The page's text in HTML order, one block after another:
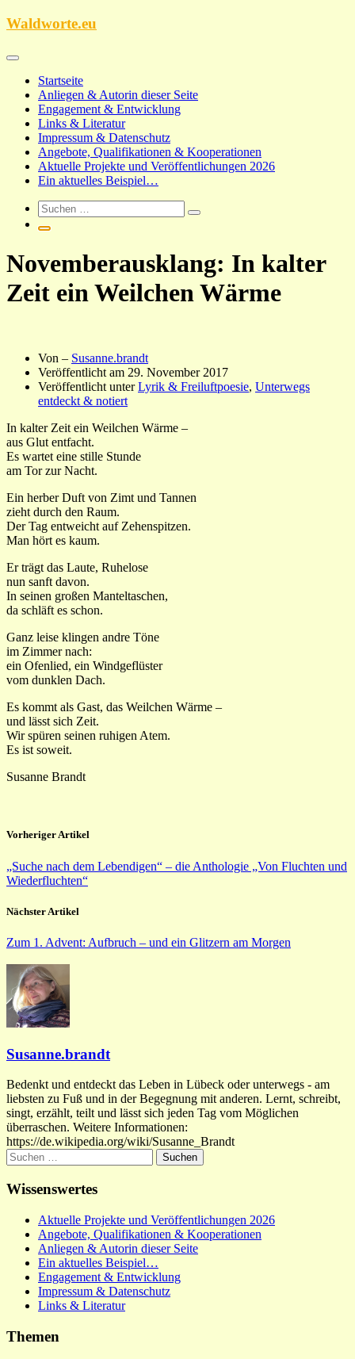
Zum
Waldworte.eu
Startseite
Anliegen & Autorin dieser Seite
Engagement & Entwicklung
Links & Literatur
Impressum & Datenschutz
Angebote, Qualifikationen & Kooperationen
Aktuelle Projekte und Veröffentlichungen 2026
Ein aktuelles Beispiel…
Novemberausklang: In kalter
Zeit ein Weilchen Wärme
Von – Susanne.brandt
Veröffentlicht am 29. November 2017
Veröffentlicht unterLyrik & Freiluftpoesie, Unterwegs
entdeckt & notiert
In kalter Zeit ein Weilchen Wärme –
aus Glut entfacht.
Es wartet eine stille Stunde
am Tor zur Nacht.
Ein herber Duft von Zimt und Tannen
zieht durch den Raum.
Der Tag entweicht auf Zehenspitzen.
Man hört es kaum.
Er trägt das Laute, Ruhelose
nun sanft davon.
In seinen großen Manteltaschen,
da schläft es schon.
Ganz leise klingen andre Töne
im Zimmer nach:
ein Ofenlied, ein Windgeflüster
vom dunklen Dach.
Es kommt als Gast, das Weilchen Wärme –
und lässt sich Zeit.
Wir spüren seinen ruhigen Atem.
Es ist soweit.
Susanne Brandt
Vorheriger Artikel
„Suche nach dem Lebendigen“ – die Anthologie „Von Fluchten und
Wiederfluchten“
Nächster Artikel
Zum 1. Advent: Aufbruch – und ein Glitzern am Morgen
Susanne.brandt
Bedenkt und entdeckt das Leben in Lübeck oder unterwegs - am
liebsten zu Fuß und in der Begegnung mit anderen. Lernt, schreibt,
singt, erzählt, teilt und lässt sich jeden Tag vom Möglichen
überraschen. Weitere Informationen:
https://de.wikipedia.org/wiki/Susanne_Brandt
Suchen
nach:
Wissenswertes
Aktuelle Projekte und Veröffentlichungen 2026
Angebote, Qualifikationen & Kooperationen
Anliegen & Autorin dieser Seite
Ein aktuelles Beispiel…
Engagement & Entwicklung
Impressum & Datenschutz
Links & Literatur
Themen